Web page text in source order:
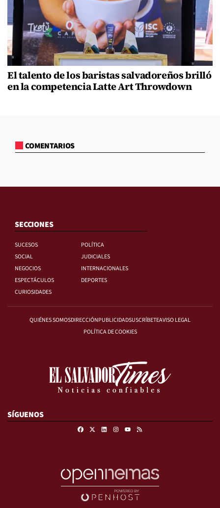
El talento de los baristas salvadoreños brilló
en la competencia Latte Art Throwdown
COMENTARIOS
SECCIONES
SUCESOS
POLÍTICA
SOCIAL
JUDICIALES
NEGOCIOS
INTERNACIONALES
ESPECTÁCULOS
DEPORTES
CURIOSIDADES
QUIÉNES SOMOSDIRECCIÓNPUBLICIDADSUSCRÍBETEAVISO LEGAL
POLÍTICA DE COOKIES
SÍGUENOS
FacebookLinkedinInstagram